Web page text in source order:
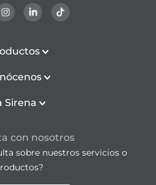
Sirena
con nosotros
sobre nuestros servicios o